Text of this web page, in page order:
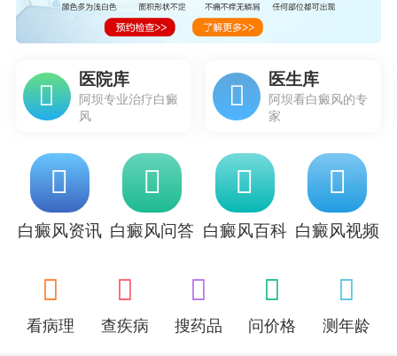
医院库
阿坝专业治疗白癜
风
医生库
阿坝看白癜风的专
家
白癜风资讯 白癜风问答 白癜风百科 白癜风视频
看病理 查疾病 搜药品 问价格 测年龄